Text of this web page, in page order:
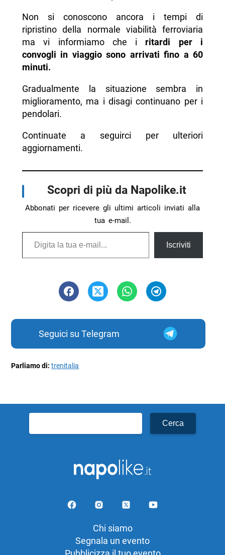
Non si conoscono ancora i tempi di
ripristino della normale viabilità ferroviaria
ma vi informiamo che i ritardi per i
convogli in viaggio sono arrivati fino a 60
minuti.
Gradualmente la situazione sembra in
miglioramento, ma i disagi continuano per i
pendolari.
Continuate a seguirci per ulteriori
aggiornamenti.
Scopri di più da Napolike.it
Abbonati per ricevere gli ultimi articoli inviati alla
tua e-mail.
Digita la tua e-mail...
Iscriviti
Seguici su Telegram
Parliamo di:trenitalia
per:
Chi siamo
Segnala un evento